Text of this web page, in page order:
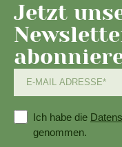
Jetzt
Ich habe die
genommen.